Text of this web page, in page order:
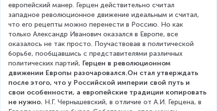
европейский манер. Герцен действительно считал
западное революционное движение идеальным и считал,
что его рецепты можно перенести в Россию. Но как
только Александр Иванович оказался в Европе, все
оказалось не так просто. Поучаствовав в политической
борьбе, пообщавшись с представителями различных
политических партий, Герцен в революционном
движении Европы разочаровался.Он стал утверждать
после этого, что у Российской империи свой путь и
свои особенности, а европейские традиции копировать
не нужно. Н.Г. Чернышевский, в отличие от А.И. Герцена, в